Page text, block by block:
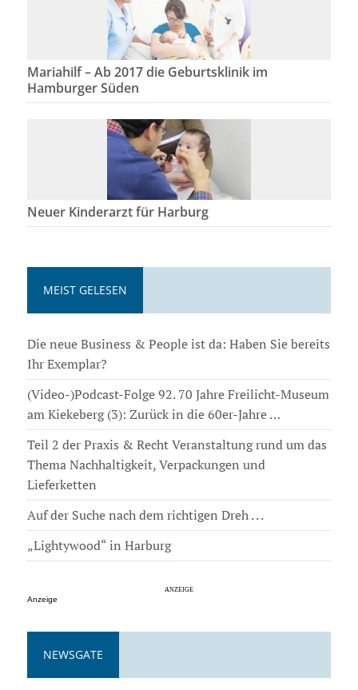
Mariahilf – Ab 2017 die Geburtsklinik im
Hamburger Süden
Neuer Kinderarzt für Harburg
MEIST GELESEN
Die neue Business & People ist da: Haben Sie bereits
Ihr Exemplar?
(Video-)Podcast-Folge 92. 70 Jahre Freilicht-Museum
am Kiekeberg (3): Zurück in die 60er-Jahre …
Teil 2 der Praxis & Recht Veranstaltung rund um das
Thema Nachhaltigkeit, Verpackungen und
Lieferketten
Auf der Suche nach dem richtigen Dreh . . .
„Lightywood“ in Harburg
Anzeige
NEWSGATE